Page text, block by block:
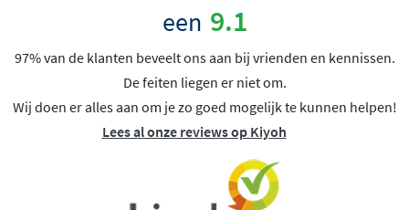
een 9.1
97% van de klanten beveelt ons aan bij vrienden en kennissen.
De feiten liegen er niet om.
Wij doen er alles aan om je zo goed mogelijk te kunnen helpen!
Lees al onze reviews op Kiyoh